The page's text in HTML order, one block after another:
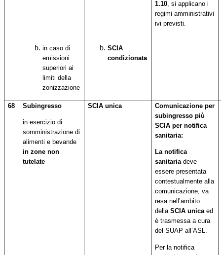
1.10, si applicano i
regimi amministrativi
ivi previsti.
in caso di
emissioni
superiori ai
limiti della
zonizzazione
SCIA
condizionata
68 Subingresso
in esercizio di
somministrazione di
alimenti e bevande
in zone non
tutelate
SCIA unica
Comunicazione per
subingresso più
SCIA per notifica
sanitaria:
La notifica
sanitariadeve
essere presentata
contestualmente alla
comunicazione, va
resa nell’ambito
dellaSCIA unicaed
è trasmessa a cura
del SUAP all’ASL.
Per la notifica